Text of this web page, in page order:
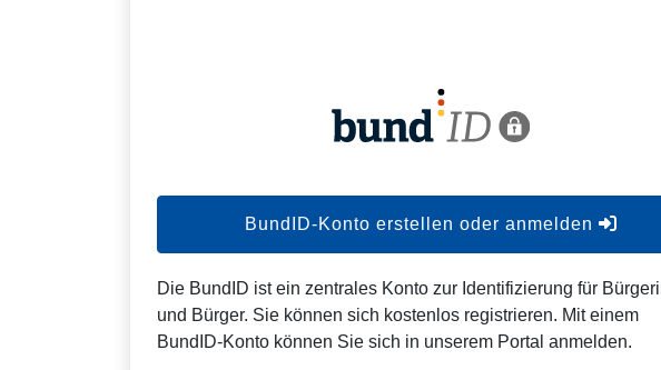
BundID-Konto erstellen oder anmelden
Die BundID ist ein zentrales Konto zur Identifizierung für
und Bürger. Sie können sich kostenlos registrieren. Mit einem
BundID-Konto können Sie sich in unserem Portal anmelden.